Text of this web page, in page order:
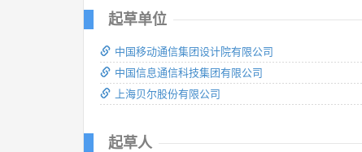
起草单位
中国移动通信集团设计院有限公司
中国信息通信科技集团有限公司
上海贝尔股份有限公司
起草人